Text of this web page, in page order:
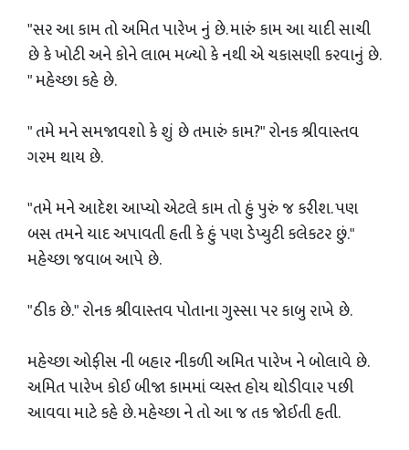
"સર આ કામ‌ તો અમિત પારેખ નું છે. મારું કામ આ યાદી સાચી
છે કે ખોટી અને કોને લાભ મળ્યો કે નથી એ ચકાસણી કરવાનું છે.
" મહેચ્છા કહે છે.
" તમે મને સમજાવશો કે શું છે તમારું કામ?" રોનક શ્રીવાસ્તવ
ગરમ થાય છે.
"તમે મને આદેશ આપ્યો એટલે કામ તો હું પુરું જ કરીશ. પણ
બસ તમને યાદ અપાવતી હતી કે હું પણ ડેપ્યુટી કલેકટર છું."
મહેચ્છા જવાબ આપે છે.
"ઠીક છે." રોનક શ્રીવાસ્તવ પોતાના ગુસ્સા પર કાબુ રાખે છે.
મહેચ્છા ઓફીસ ની બહાર નીકળી અમિત પારેખ ને બોલાવે છે.
અમિત પારેખ કોઈ બીજા કામમાં વ્યસ્ત હોય થોડીવાર પછી
આવવા માટે કહે છે. મહેચ્છા ને તો આ જ તક જોઈતી હતી.